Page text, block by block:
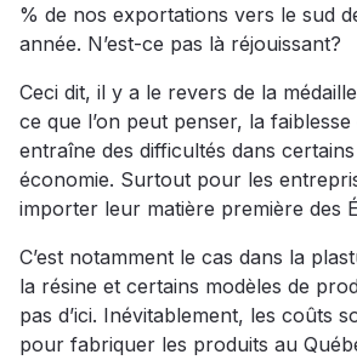
% de nos exportations vers le sud
année. N’est-ce pas là réjouissant?
Ceci dit, il y a le revers de la
ce que l’on peut penser, la
entraîne des difficultés dans
économie. Surtout pour les
importer leur matière première des
C’est notamment le cas dans la
la résine et certains modèles de
pas d’ici. Inévitablement, les coûts
pour fabriquer les produits au